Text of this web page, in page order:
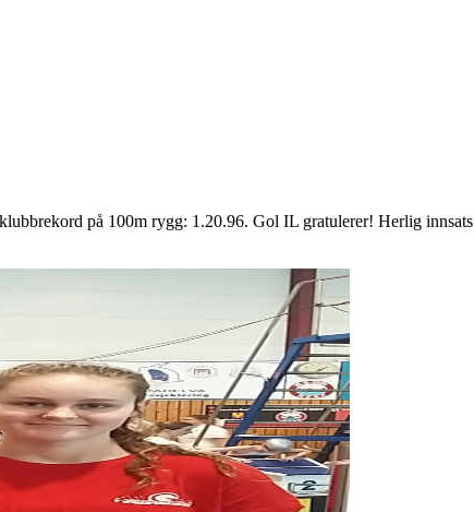
på 100m rygg: 1.20.96. Gol IL gratulerer! Herlig innsats